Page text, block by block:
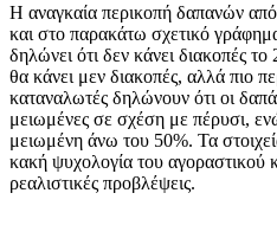
Η αναγκαία περικοπή δαπανών από
και στο παρακάτω σχετικό
δηλώνει ότι δεν κάνει διακοπές
θα κάνει μεν διακοπές, αλλά πιο
καταναλωτές δηλώνουν ότι οι
μειωμένες σε σχέση με πέρυσι,
μειωμένη άνω του 50%. Τα
κακή ψυχολογία του αγοραστικού
ρεαλιστικές προβλέψεις.